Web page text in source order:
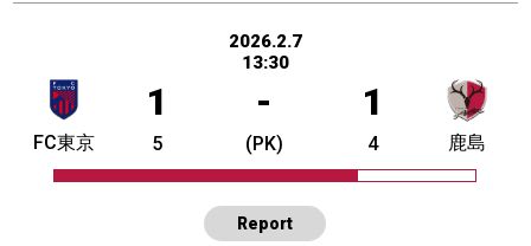
2026.2.7
13:30
1 - 1
FC東京 5 (PK) 4 鹿島
Report